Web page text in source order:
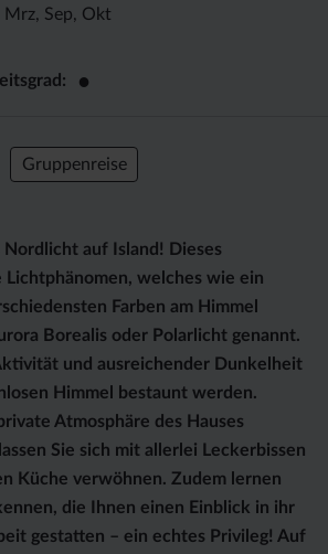
Mrz, Sep, Okt
●
Gruppenreise
Nordlicht auf Island! Dieses
welches wie ein
Farben am Himmel
Borealis oder Polarlicht genannt.
und ausreichender Dunkelheit
Himmel bestaunt werden.
Atmosphäre des Hauses
Sie sich mit allerlei Leckerbissen
Küche verwöhnen. Zudem lernen
die Ihnen einen Einblick in ihr
gestatten – ein echtes Privileg! Auf